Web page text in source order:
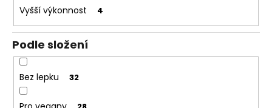
Vyšší výkonnost 4
Podle složení
Bez lepku 32